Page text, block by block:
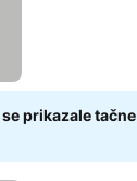
prikazale tačne